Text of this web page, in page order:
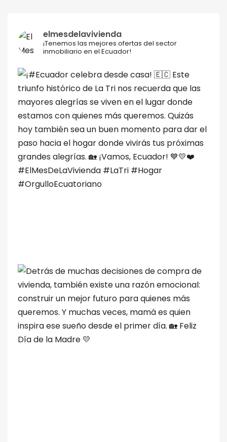
elmesdelavivienda
¡Tenemos las mejores ofertas del sector
inmobiliario en el Ecuador!